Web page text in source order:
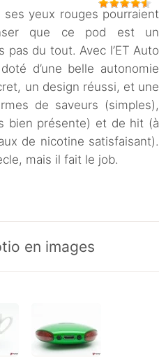
yeux rouges pourraient
que ce pod est un
pas du tout. Avec l’ET Auto
d’une belle autonomie
un design réussi, et une
de saveurs (simples),
bien présente) et de hit (à
de nicotine satisfaisant).
mais il fait le job.
en images